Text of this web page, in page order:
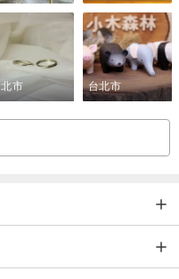
身體乳液、香水等。
擦耗損。
布輕擦拭(表面留有的油汗
建議平時能做飾品替換及妥
市 台北市